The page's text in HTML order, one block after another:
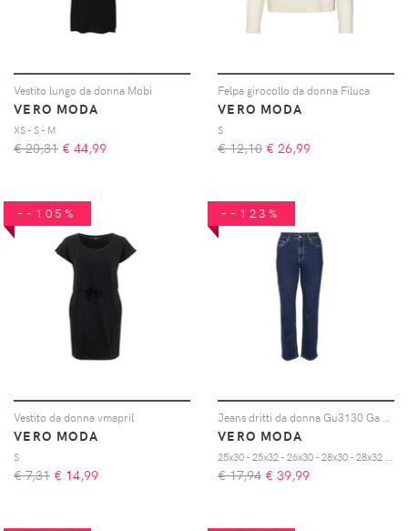
Vestito lungo da donna Mobi
VERO MODA
XS - S - M
€ 20,31 € 44,99
Felpa girocollo da donna Filuca
VERO MODA
S
€ 12,10 € 26,99
--105%
Vestito da donna vmapril
VERO MODA
S
€ 7,31 € 14,99
--123%
VERO MODA
2
5x30 - 25x32 - 26x30 - 28x30 - 28x32 - 29x32
€ 17,94 € 39,99